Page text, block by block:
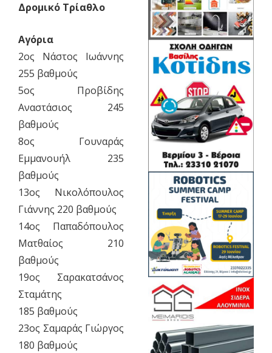
Δρομικό Τρίαθλο
Αγόρια
2ος Νάστος Ιωάννης
255 βαθμούς
5ος Προβίδης
Αναστάσιος 245
βαθμούς
8ος Γουναράς
Εμμανουήλ 235
βαθμούς
13ος Νικολόπουλος
Γιάννης 220 βαθμούς
14ος Παπαδόπουλος
Ματθαίος 210
βαθμούς
19ος Σαρακατσάνος
Σταμάτης
185 βαθμούς
23ος Σαμαράς Γιώργος
180 βαθμούς